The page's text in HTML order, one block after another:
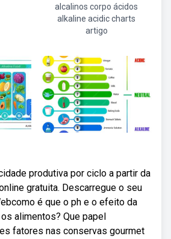
alcalinos corpo ácidos
alkaline acidic charts
artigo
produtiva por ciclo a partir da
gratuita. Descarregue o seu
é que o ph e o efeito da
alimentos? Que papel
fatores nas conservas gourmet